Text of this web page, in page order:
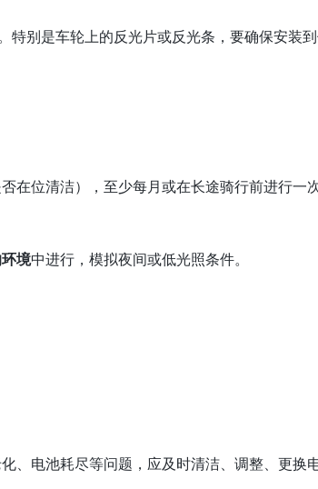
特别是车轮上的反光片或反光条，要确保安装
在位清洁），至少每月或在长途骑行前进行一
境中进行，模拟夜间或低光照条件。
、电池耗尽等问题，应及时清洁、调整、更换